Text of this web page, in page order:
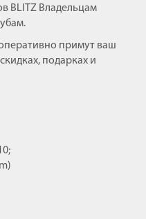
BLITZ Владельцам
примут ваш
подарках и